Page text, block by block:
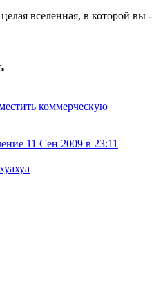
вселенная, в которой вы -
коммерческую
11 Сен 2009 в 23:11